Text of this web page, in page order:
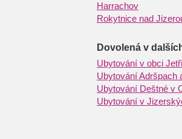
Harrachov
Rokytnice nad
Dovolená v
Ubytování v obci
Ubytování Adršpach
Ubytování Deštné v
Ubytování v